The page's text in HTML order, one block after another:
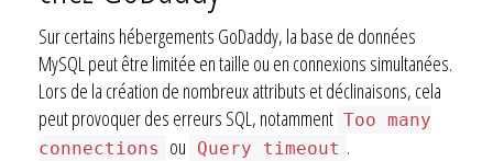
Sur certains hébergements GoDaddy, la base de données
MySQL peut être limitée en taille ou en connexions simultanées.
Lors de la création de nombreux attributs et déclinaisons, cela
peut provoquer des erreurs SQL, notamment Too many
connections
ou Query timeout .